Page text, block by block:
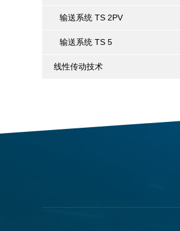
输送系统 TS 2PV
输送系统 TS 5
线性传动技术